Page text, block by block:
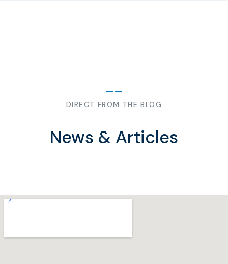
DIRECT FROM THE BLOG
News & Articles